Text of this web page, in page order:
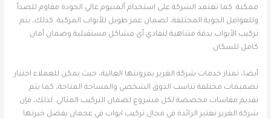
ممكنة. كما تعتمد الشركة على استخدام ألمنيوم عالي الجودة مقاوم للصدأ
وللعوامل الجوية المختلفة، لضمان عمر طويل للأبواب المركبة. كذلك، يتم
تركيب الأبواب بدقة متناهية لتفادي أي مشاكل مستقبلية وضمان أمان
كامل للسكان.
أيضا، تمتاز خدمات شركة الغرير بمرونتها العالية، حيث يمكن للعملاء اختيار
تصميمات مختلفة تناسب الذوق الشخصي والمساحة المتاحة، كما يتم
تقديم مقاسات مخصصة لكل مشروع لضمان التركيب المثالي. لذلك، فإن
شركة الغرير تعتبر الرائدة في مجال تركيب ابواب في عجمان بفضل خبرتها